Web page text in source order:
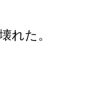
れた。